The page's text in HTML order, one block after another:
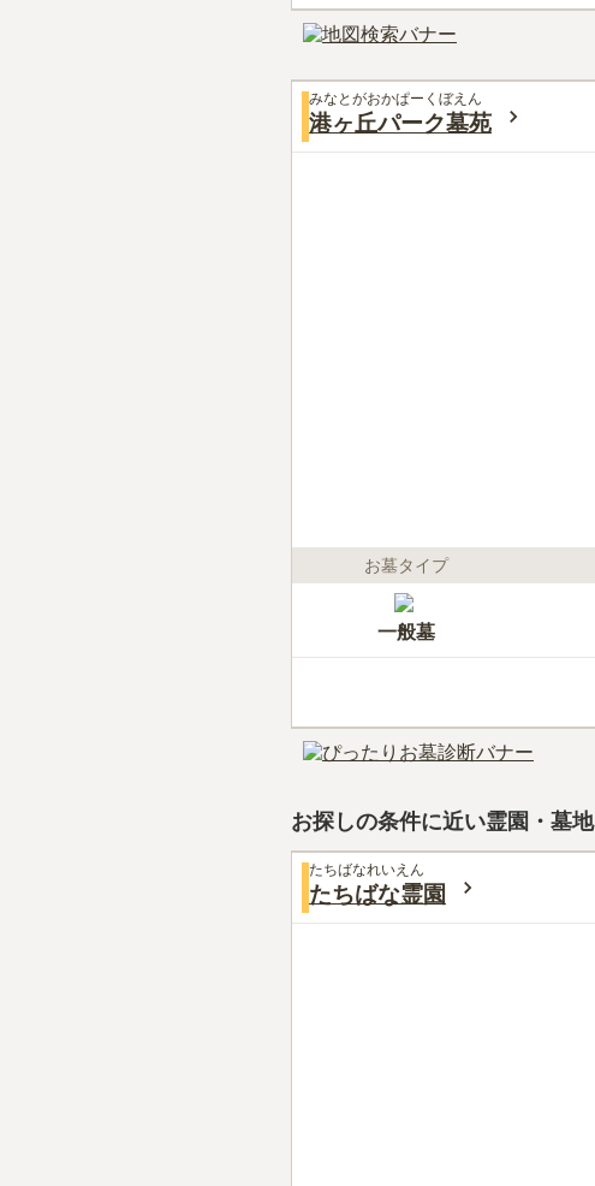
みなとがおかぱーくぼえん
港ヶ丘パーク墓苑
お墓タイプ
一般墓
お探しの条件に近い霊園・墓地
たちばなれいえん
たちばな霊園